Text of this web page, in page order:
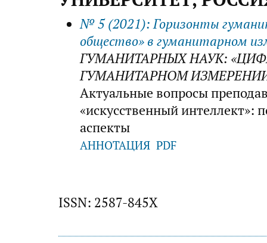
№ 5 (2021): Горизонты
общество» в гуманитарном
ГУМАНИТАРНЫХ НАУК:
ГУМАНИТАРНОМ
Актуальные вопросы
«искусственный интеллект»:
аспекты
АННОТАЦИЯ PDF
ISSN: 2587-845X